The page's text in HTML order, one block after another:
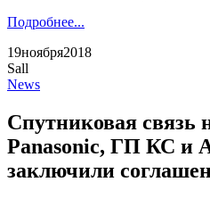
Подробнее...
19ноября2018
Sall
News
Спутниковая связь
Panasonic, ГП КС и
заключили